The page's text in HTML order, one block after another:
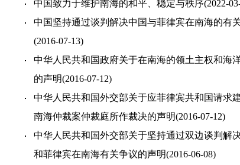
中国致力于维护南海的和平、稳定与秩序(2022-
中国坚持通过谈判解决中国与菲律宾在南海的有
(2016-07-13)
中华人民共和国政府关于在南海的领土主权和海
的声明(2016-07-12)
中华人民共和国外交部关于应菲律宾共和国请求
南海仲裁案仲裁庭所作裁决的声明(2016-07-12)
中华人民共和国外交部关于坚持通过双边谈判解
和菲律宾在南海有关争议的声明(2016-06-08)